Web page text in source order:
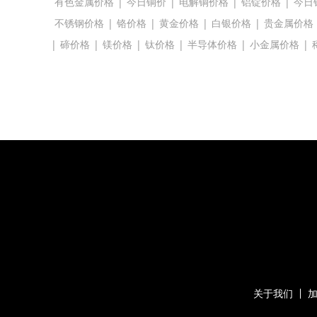
不锈钢价格 | 铬价格 | 黄金价格 | 白银价格 | 贵金属价格
| 碲价格 | 镁价格 | 钛价格 | 半导体价格 | 小金属价格 |
关于我们